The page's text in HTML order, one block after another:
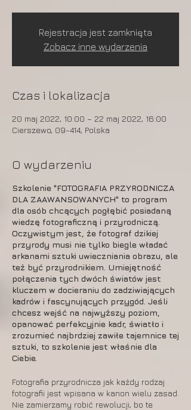
Rejestracja jest zamknięta
Zobacz inne wydarzenia
Czas i lokalizacja
20 maj 2022, 10:00 – 22 maj 2022, 16:00
Cierszewo, 09-414, Polska
O wydarzeniu
Szkolenie "FOTOGRAFIA PRZYRODNICZA
DLA ZAAWANSOWANYCH" to program
dla osób chcących pogłębić posiadaną
wiedzę fotograficzną i przyrodniczą.
Oczywistym jest, że fotograf dzikiej
przyrody musi nie tylko biegle władać
arkanami sztuki uwieczniania obrazu, ale
też być przyrodnikiem. Umiejętność
połączenia tych dwóch światów jest
kluczem w docieraniu do zadziwiających
kadrów i fascynujących przygód. Jeśli
chcesz wejść na najwyższy poziom,
opanować perfekcyjnie kadr, światło i
zrozumieć najbrdziej zawiłe tajemnice tej
sztuki, to szkolenie jest właśnie dla
Ciebie.
Fotografia przyrodnicza jak każdy rodzaj
fotografii jest wpisana w kanon wielu zasad.
Nie zamierzamy robić rewolucji, bo te